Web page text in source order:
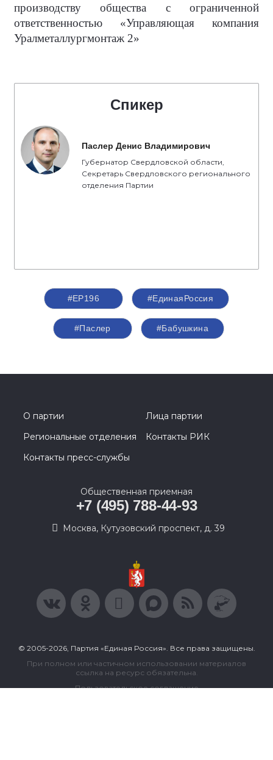
производству общества с ограниченной
ответственностью «Управляющая компания
Уралметаллургмонтаж 2»
Спикер
Паслер Денис Владимирович
Губернатор Свердловской области,
Секретарь Свердловского регионального
отделения Партии
#ЕР196 #ЕдинаяРоссия
#Паслер #Бабушкина
О партии
Лица партии
Региональные отделения
Контакты РИК
Контакты пресс-службы
Общественная приемная
+7 (495) 788-44-93
Москва, Кутузовский проспект, д. 39
© 2005-2026, Партия «Единая Россия». Все права защищены.
При полном или частичном использовании материалов
ссылка на ресурс обязательна.
Пользовательское соглашение